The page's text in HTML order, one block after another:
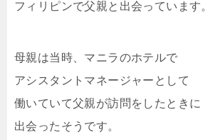
フィリピンで父親と出会っています。
母親は当時、マニラのホテルで
アシスタントマネージャーとして
働いていて父親が訪問をしたときに
出会ったそうです。